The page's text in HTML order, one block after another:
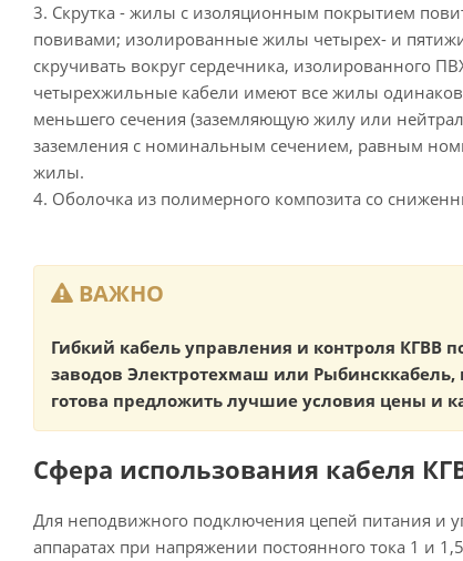
3. Скрутка - жилы с изоляционным покрытием
повивами; изолированные жилы четырех- и
скручивать вокруг сердечника, изолированного
четырехжильные кабели имеют все жилы
меньшего сечения (заземляющую жилу или
заземления с номинальным сечением, равным
жилы.
4. Оболочка из полимерного композита со
ВАЖНО
Гибкий кабель управления и контроля КГВВ
заводов Электротехмаш или
готова предложить лучшие условия цены и
Сфера использования кабеля
Для неподвижного подключения цепей питания и
аппаратах при напряжении постоянного тока 1 и